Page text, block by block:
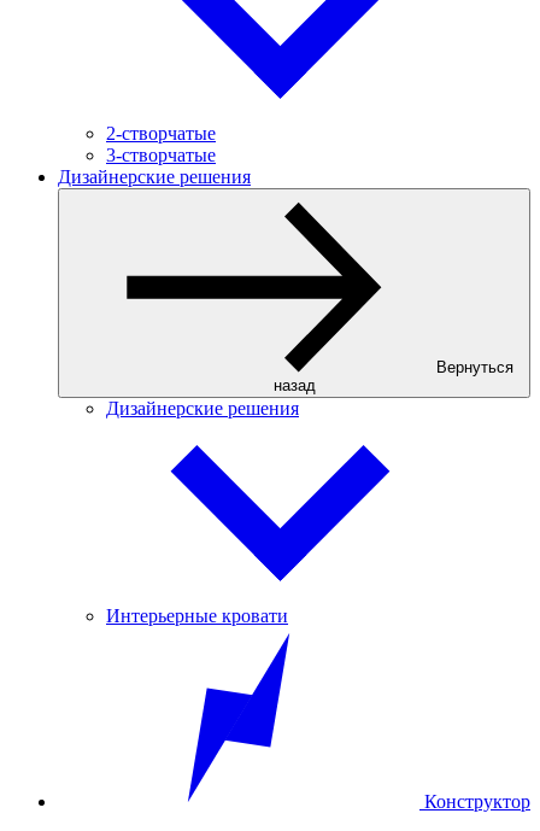
2-створчатые
3-створчатые
Дизайнерские решения
Вернуться
назад
Дизайнерские решения
Интерьерные кровати
Конструктор